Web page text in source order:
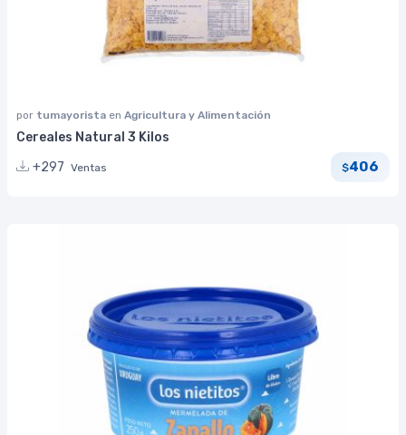
por tumayorista en Agricultura y Alimentación
Cereales Natural 3 Kilos
+297 Ventas $406